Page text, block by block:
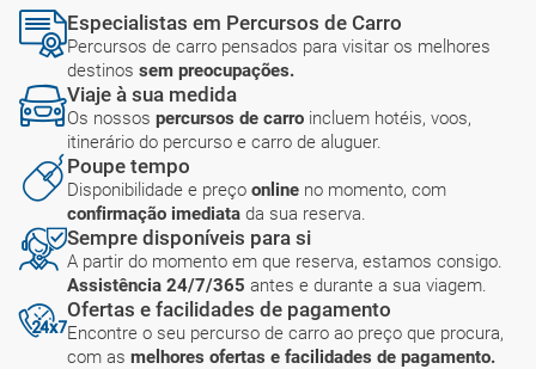
Especialistas em Percursos de Carro
Percursos de carro pensados para visitar os melhores
destinos sem preocupações.
Viaje à sua medida
Os nossos percursos de carro incluem hotéis, voos,
itinerário do percurso e carro de aluguer.
Poupe tempo
Disponibilidade e preço online no momento, com
confirmação imediata da sua reserva.
Sempre disponíveis para si
A partir do momento em que reserva, estamos consigo.
Assistência 24/7/365 antes e durante a sua viagem.
Ofertas e facilidades de pagamento
Encontre o seu percurso de carro ao preço que procura,
com as melhores ofertas e facilidades de pagamento.